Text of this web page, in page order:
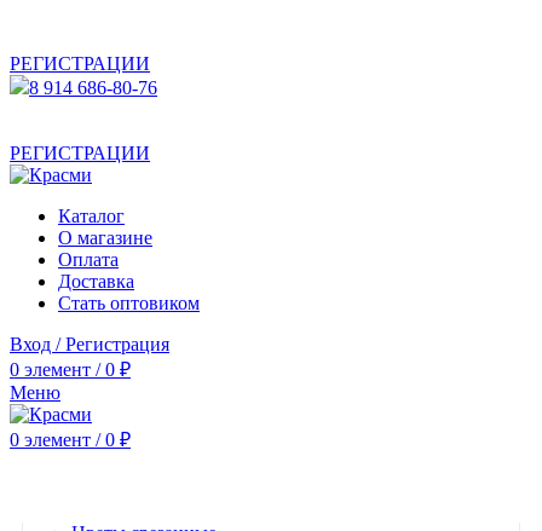
РЕГИСТРАЦИИ
8 914 686-80-76
РЕГИСТРАЦИИ
Каталог
О магазине
Оплата
Доставка
Стать оптовиком
Вход / Регистрация
0 элемент / 0 ₽
Меню
0 элемент / 0 ₽